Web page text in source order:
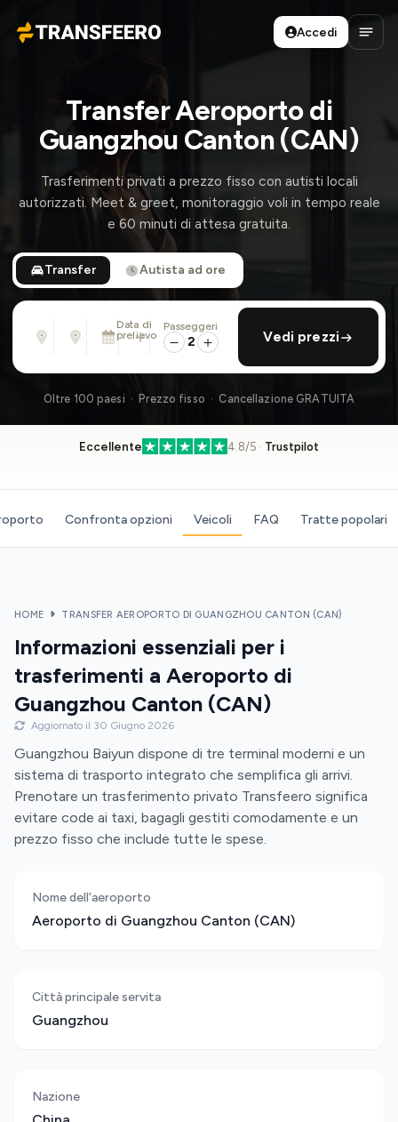
Transfeero
Accedi
Apri
Transfer Aeroporto di
Guangzhou Canton (CAN)
Trasferimenti privati a prezzo fisso con autisti locali
autorizzati. Meet & greet, monitoraggio voli in tempo reale
e 60 minuti di attesa gratuita.
Transfer Autista ad ore
Indirizzo, aeroporto, albergo, ...
Indirizzo, aeroporto, albergo, ...
Data di
prelievo
Sab 8 Ago · 01:45 PM
aggiungi ritorno
Passeggeri
2 Vedi prezzi
Oltre 100 paesi · Prezzo fisso · Cancellazione GRATUITA
Eccellente 4.8/5 · Trustpilot
Confronta opzioni Veicoli FAQ Tratte popolari
HOME TRANSFER AEROPORTO DI GUANGZHOU CANTON (CAN)
Informazioni essenziali per i
trasferimenti a Aeroporto di
Guangzhou Canton (CAN)
Aggiornato il 30 Giugno 2026
Guangzhou Baiyun dispone di tre terminal moderni e un
sistema di trasporto integrato che semplifica gli arrivi.
Prenotare un trasferimento privato Transfeero significa
evitare code ai taxi, bagagli gestiti comodamente e un
prezzo fisso che include tutte le spese.
Nome dell'aeroporto
Aeroporto di Guangzhou Canton (CAN)
Città principale servita
Guangzhou
Nazione